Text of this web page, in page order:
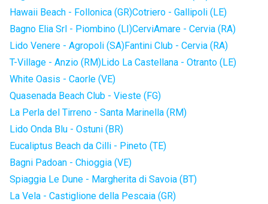
Hawaii Beach - Follonica (GR)Cotriero - Gallipoli (LE)
Bagno Elia Srl - Piombino (LI)CerviAmare - Cervia (RA)
Lido Venere - Agropoli (SA)Fantini Club - Cervia (RA)
T-Village - Anzio (RM)Lido La Castellana - Otranto (LE)
White Oasis - Caorle (VE)
Quasenada Beach Club - Vieste (FG)
La Perla del Tirreno - Santa Marinella (RM)
Lido Onda Blu - Ostuni (BR)
Eucaliptus Beach da Cilli - Pineto (TE)
Bagni Padoan - Chioggia (VE)
Spiaggia Le Dune - Margherita di Savoia (BT)
La Vela - Castiglione della Pescaia (GR)